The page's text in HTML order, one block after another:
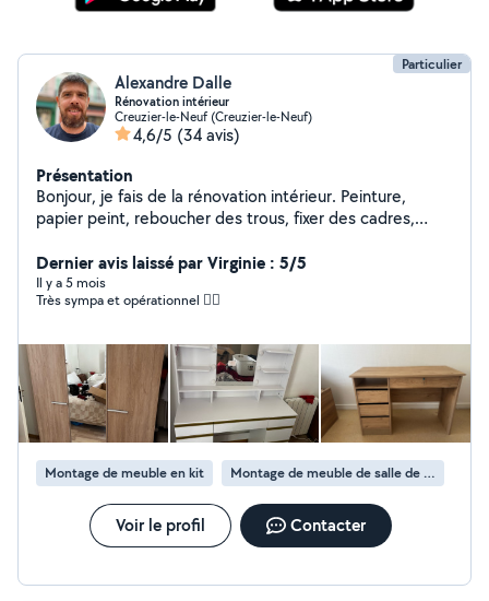
Particulier
Alexandre Dalle
Rénovation intérieur
Creuzier-le-Neuf (Creuzier-le-Neuf)
4,6/5 (34 avis)
Présentation
Bonjour, je fais de la rénovation intérieur. Peinture,
papier peint, reboucher des trous, fixer des cadres,
bosser 10ans étant monteur de meubles à Conforama)
livraisons en tout genre et de la tonte de pelouse. Pour
des raisons problématiques avec les critères du site,
de votre message. Merci
Dernier avis laissé par Virginie : 5/5
Il y a 5 mois
Très sympa et opérationnel 👍🏼
Montage de meuble en kit Montage de meuble de salle de bain en kit
Voir le profil Contacter